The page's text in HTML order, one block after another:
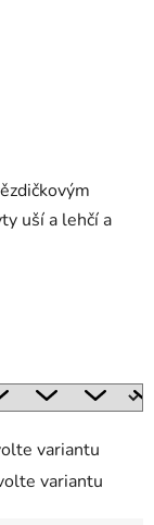
uší a lehčí a
variantu
variantu